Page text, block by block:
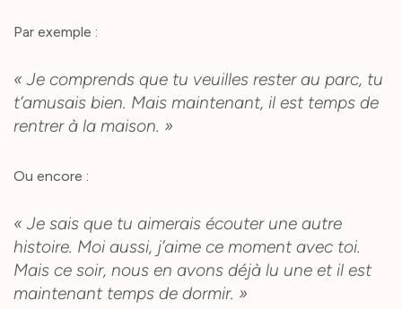
Par exemple :
« Je comprends que tu veuilles rester au parc, tu
t’amusais bien. Mais maintenant, il est temps de
rentrer à la maison. »
Ou encore :
« Je sais que tu aimerais écouter une autre
histoire. Moi aussi, j’aime ce moment avec toi.
Mais ce soir, nous en avons déjà lu une et il est
maintenant temps de dormir. »